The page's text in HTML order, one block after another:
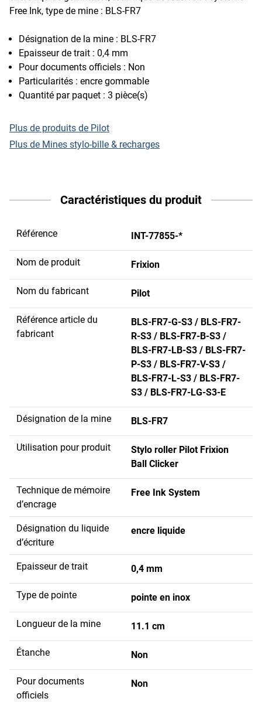
Free Ink, type de mine : BLS-FR7
Désignation de la mine : BLS-FR7
Epaisseur de trait : 0,4 mm
Pour documents officiels : Non
Particularités : encre gommable
Quantité par paquet : 3 pièce(s)
Plus de produits de Pilot
Plus de Mines stylo-bille & recharges
Caractéristiques du produit
Référence INT-77855-*
Nom de produit Frixion
Nom du fabricant Pilot
Référence article du
fabricant
BLS-FR7-G-S3 / BLS-FR7-
R-S3 / BLS-FR7-B-S3 /
BLS-FR7-LB-S3 / BLS-FR7-
P-S3 / BLS-FR7-V-S3 /
BLS-FR7-L-S3 / BLS-FR7-
S3 / BLS-FR7-LG-S3-E
Désignation de la mine BLS-FR7
Utilisation pour produit
Stylo roller Pilot Frixion
Ball Clicker
Technique de mémoire
d’encrage
Free Ink System
Désignation du liquide
d’écriture
encre liquide
Epaisseur de trait 0,4 mm
Type de pointe pointe en inox
Longueur de la mine 11.1 cm
Étanche Non
Pour documents
officiels
Non